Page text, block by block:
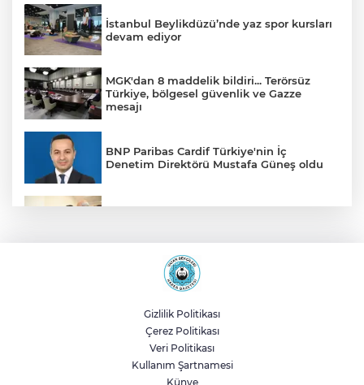
İstanbul Beylikdüzü’nde yaz spor kursları
devam ediyor
MGK'dan 8 maddelik bildiri... Terörsüz
Türkiye, bölgesel güvenlik ve Gazze
mesajı
BNP Paribas Cardif Türkiye'nin İç
Denetim Direktörü Mustafa Güneş oldu
Sakarya’da ücretsiz doğalgaza
kavuşacaklar
Yalova'da makine arızası yapan tanker
güvenli bölgeye çekildi
Gizlilik Politikası
Çerez Politikası
Veri Politikası
Kullanım Şartnamesi
Künye